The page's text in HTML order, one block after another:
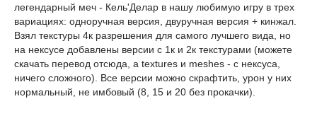
легендарный меч - Кель'Делар в нашу любимую игру в трех
вариациях: одноручная версия, двуручная версия + кинжал.
Взял текстуры 4к разрешения для самого лучшего вида, но
на нексусе добавлены версии с 1к и 2к текстурами (можете
скачать перевод отсюда, а textures и meshes - с нексуса,
ничего сложного). Все версии можно скрафтить, урон у них
нормальный, не имбовый (8, 15 и 20 без прокачки).